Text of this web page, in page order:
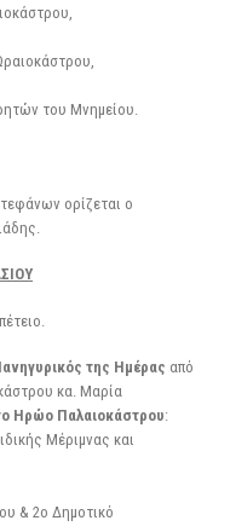
του Μνημείου.
ορίζεται ο
της Ημέρας από
κα. Μαρία
Ηρώο Παλαιοκάστρου:
Μέριμνας και
& 2ο Δημοτικό